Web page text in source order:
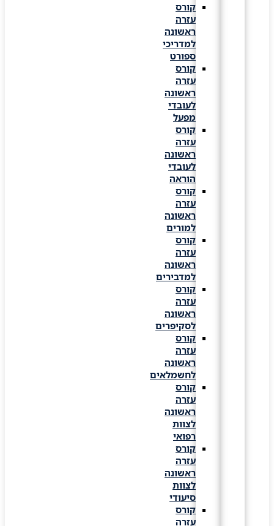
קורס
עזרה
ראשונה
למדריכי
ספורט
קורס
עזרה
ראשונה
לעובדי
מפעל
קורס
עזרה
ראשונה
לעובדי
הוראה
קורס
עזרה
ראשונה
למורים
קורס
עזרה
ראשונה
למדבירים
קורס
עזרה
ראשונה
לסקיפרים
קורס
עזרה
ראשונה
לחשמלאים
קורס
עזרה
ראשונה
לצוות
רפואי
קורס
עזרה
ראשונה
לצוות
סיעודי
קורס
עזרה